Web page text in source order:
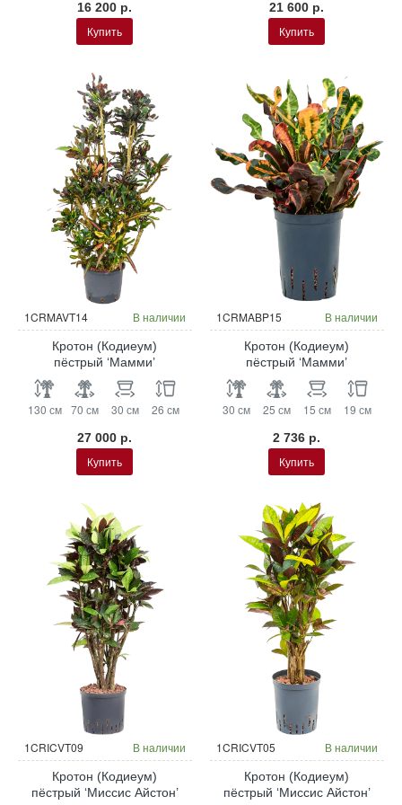
16 200 р.
Купить
21 600 р.
Купить
Гидропоника
1CRMAVT14 В наличии
Кротон (Кодиеум)
пёстрый ‘Мамми’
130 см 70 см 30 см 26 см
27 000 р.
Купить
Гидропоника
1CRMABP15 В наличии
Кротон (Кодиеум)
пёстрый ‘Мамми’
30 см 25 см 15 см 19 см
2 736 р.
Купить
Гидропоника
1CRICVT09 В наличии
Кротон (Кодиеум)
пёстрый ‘Миссис Айстон’
Гидропоника
1CRICVT05 В наличии
Кротон (Кодиеум)
пёстрый ‘Миссис Айстон’